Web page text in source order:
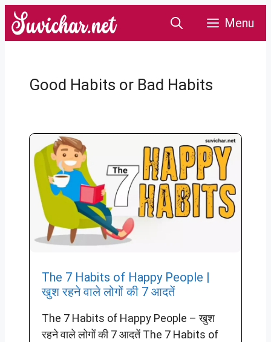
Skip
to
content
Menu
Good Habits or Bad Habits
The 7 Habits of Happy People |
खुश रहने वाले लोगों की 7 आदतें
The 7 Habits of Happy People – खुश
रहने वाले लोगों की 7 आदतें The 7 Habits of